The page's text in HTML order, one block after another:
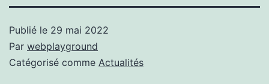
Publié le 29 mai 2022
Par webplayground
Catégorisé comme Actualités